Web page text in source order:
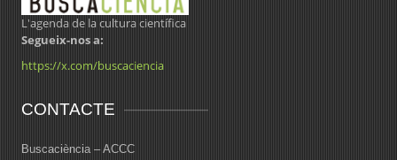
L'agenda de la cultura científica
Segueix-nos a:
https://x.com/buscaciencia
CONTACTE
Buscaciència – ACCC